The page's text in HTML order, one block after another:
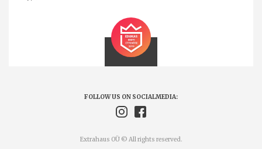
Extrahaus OÜ © All rights reserved.
FOLLOW US ON SOCIALMEDIA: